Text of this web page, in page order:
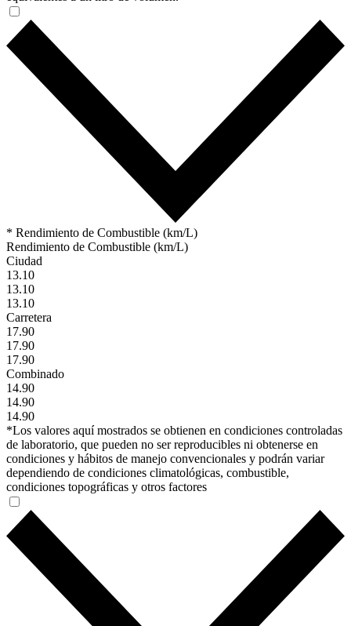
* Rendimiento de Combustible (km/L)
Rendimiento de Combustible (km/L)
Ciudad
13.10
13.10
13.10
Carretera
17.90
17.90
17.90
Combinado
14.90
14.90
14.90
*Los valores aquí mostrados se obtienen en condiciones controladas
de laboratorio, que pueden no ser reproducibles ni obtenerse en
condiciones y hábitos de manejo convencionales y podrán variar
dependiendo de condiciones climatológicas, combustible,
condiciones topográficas y otros factores